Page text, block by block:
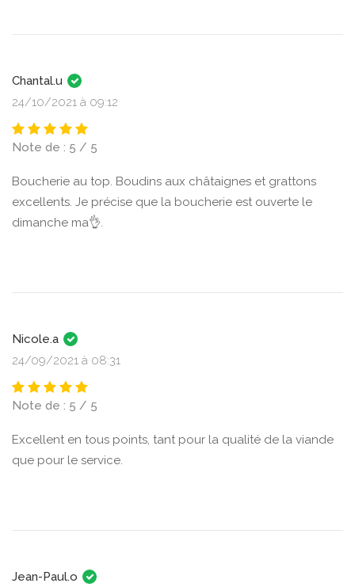
Chantal.u
24/10/2021 à 09:12
Note de : 5 / 5
Boucherie au top. Boudins aux châtaignes et grattons
excellents. Je précise que la boucherie est ouverte le
dimanche ma👌.
Nicole.a
24/09/2021 à 08:31
Note de : 5 / 5
Excellent en tous points, tant pour la qualité de la viande
que pour le service.
Jean-Paul.o